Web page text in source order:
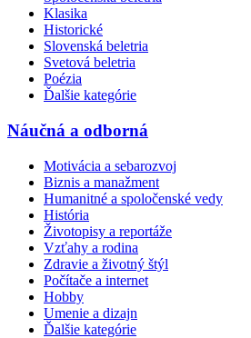
Klasika
Historické
Slovenská beletria
Svetová beletria
Poézia
Ďalšie kategórie
Náučná a odborná
Motivácia a sebarozvoj
Biznis a manažment
Humanitné a spoločenské vedy
História
Životopisy a reportáže
Vzťahy a rodina
Zdravie a životný štýl
Počítače a internet
Hobby
Umenie a dizajn
Ďalšie kategórie